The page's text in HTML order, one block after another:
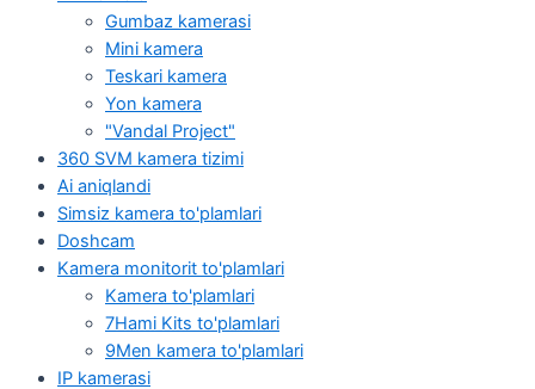
Gumbaz kamerasi
Mini kamera
Teskari kamera
Yon kamera
"Vandal Project"
360 SVM kamera tizimi
Ai aniqlandi
Simsiz kamera to'plamlari
Doshcam
Kamera monitorit to'plamlari
Kamera to'plamlari
7Hami Kits to'plamlari
9Men kamera to'plamlari
IP kamerasi